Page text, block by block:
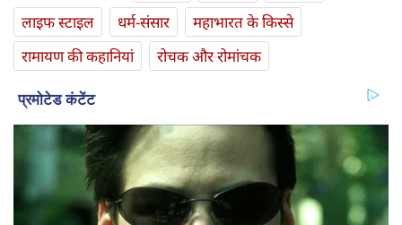
लाइफ स्‍टाइल
धर्म-संसार
महाभारत के किस्से
रामायण की कहानियां
रोचक और रोमांचक